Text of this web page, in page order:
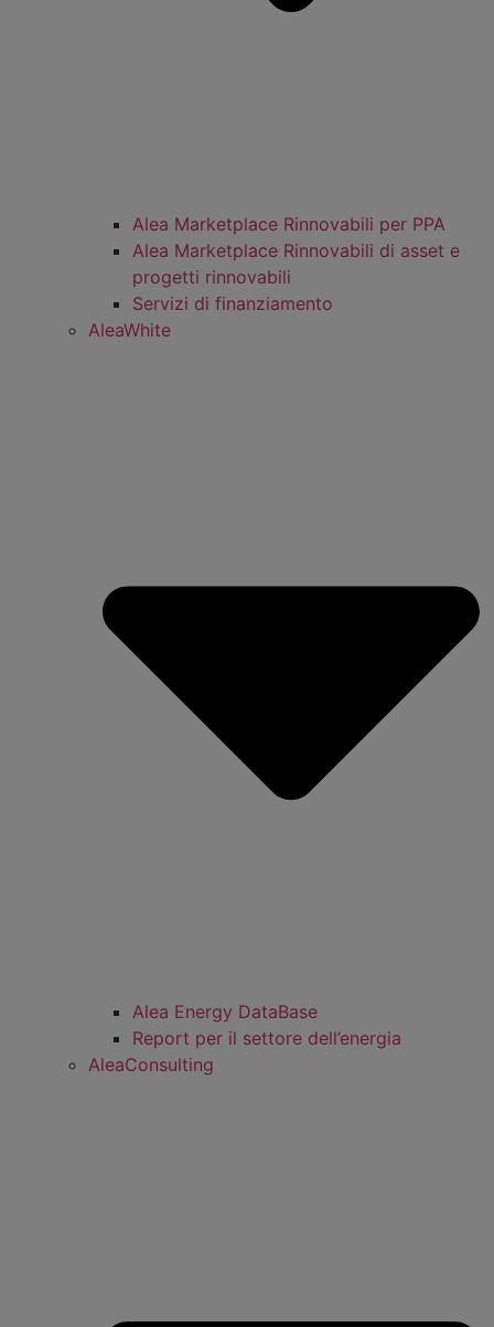
Alea Marketplace Rinnovabili per PPA
Alea Marketplace Rinnovabili di asset e
progetti rinnovabili
Servizi di finanziamento
AleaWhite
Alea Energy DataBase
Report per il settore dell’energia
AleaConsulting